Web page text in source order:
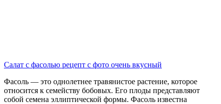
Салат с фасолью рецепт с фото очень вкусный
Фасоль — это однолетнее травянистое растение, которое
относится к семейству бобовых. Его плоды представляют
собой семена эллиптической формы. Фасоль известна